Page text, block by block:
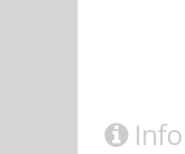
Info